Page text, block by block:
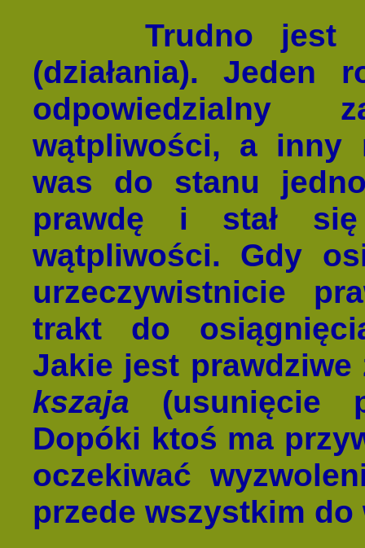
Trudno jest
(działania). Jeden
odpowiedzialny
wątpliwości, a inny
was do stanu
prawdę i stał
wątpliwości. Gdy
urzeczywistnicie
trakt do
Jakie jest
kszaja (usunięcie
Dopóki ktoś ma
oczekiwać
przede wszystkim